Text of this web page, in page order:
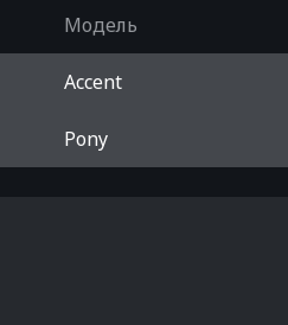
Модель
Accent
Pony